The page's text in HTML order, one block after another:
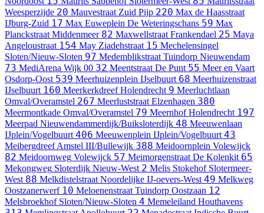
Weesperzijde 20 Mauvestraat Zuid Pijp 220 Max de Haasstraat
IJburg-Zuid 17 Max Euweplein De Weteringschans 59 Max
Planckstraat Middenmeer 82 Maxwellstraat Frankendael 25 Maya
Angeloustraat 154 May Ziadehstraat 15 Mechelensingel
Sloten/Nieuw-Sloten 97 Medemblikstraat Tuindorp Nieuwendam
73 MediArena Wijk 00 32 Meentstraat De Punt 55 Meer en Vaart
Osdorp-Oost 539 Meerhuizenplein IJselbuurt 68 Meerhuizenstraat
IJselbuurt 160 Meerkerkdreef Holendrecht 9 Meerluchtlaan
Omval/Overamstel 267 Meerluststraat Elzenhagen 380
Meermontkade Omval/Overamstel 79 Meernhof Holendrecht 197
Meerpad Nieuwendammerdijk/Buiksloterdijk 48 Meeuwenlaan
IJplein/Vogelbuurt 406 Meeuwenplein IJplein/Vogelbuurt 43
MeibergdreefAmstel III/Bullewijk 388 Meidoornplein Volewijck
82 Meidoornweg Volewijck 57 Meimorgenstraat De Kolenkit 65
Mekongweg Sloterdijk Nieuw-West 2 Melis Stokehof Slotermeer-
West 88 Melkdistelstraat Noordelijke IJ-oevers-West 49 Melkweg
Oostzanerwerf 10 Meloenenstraat Tuindorp Oostzaan 12
Melsbroekhof Sloten/Nieuw-Sloten 4 Memeleiland Houthavens